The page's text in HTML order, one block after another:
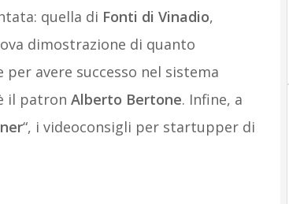
quella di Fonti di Vinadio,
dimostrazione di quanto
avere successo nel sistema
il patron Alberto Bertone. Infine, a
“, i videoconsigli per startupper di